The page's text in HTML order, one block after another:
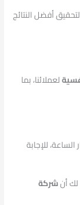
أفضل النتائج
لعملائنا، بما
الساعة، للإجابة
أنشركة